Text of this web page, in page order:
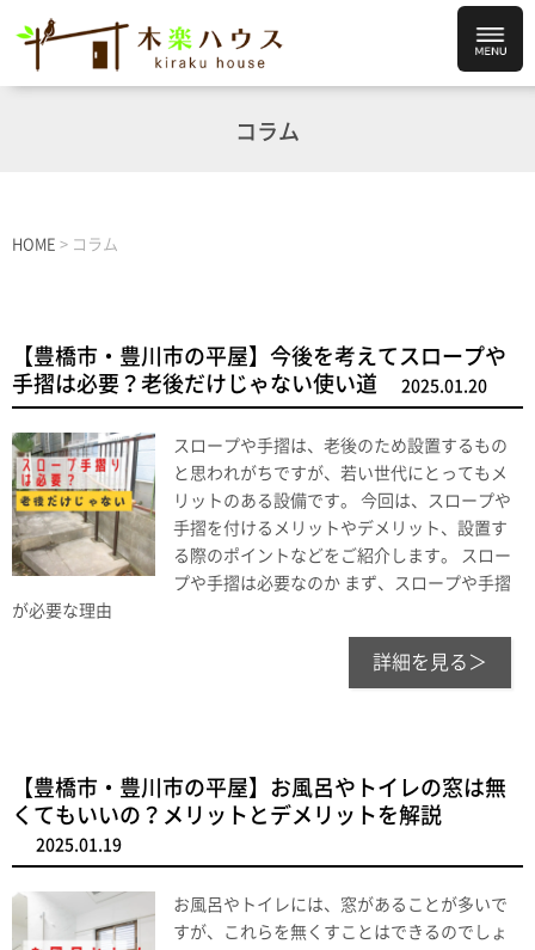
コラム
HOME > コラム
【豊橋市・豊川市の平屋】今後を考えてスロープや
手摺は必要？老後だけじゃない使い道
2025.01.20
スロープや手摺は、老後のため設置するもの
と思われがちですが、若い世代にとってもメ
リットのある設備です。 今回は、スロープや
手摺を付けるメリットやデメリット、設置す
る際のポイントなどをご紹介します。 スロー
プや手摺は必要なのか まず、スロープや手摺
が必要な理由
詳細を見る＞
【豊橋市・豊川市の平屋】お風呂やトイレの窓は無
くてもいいの？メリットとデメリットを解説
2025.01.19
お風呂やトイレには、窓があることが多いで
すが、これらを無くすことはできるのでしょ